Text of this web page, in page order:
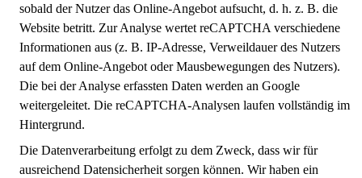
sobald der Nutzer das Online-Angebot aufsucht, d. h. z. B. die
Website betritt. Zur Analyse wertet reCAPTCHA verschiedene
Informationen aus (z. B. IP-Adresse, Verweildauer des Nutzers
auf dem Online-Angebot oder Mausbewegungen des Nutzers).
Die bei der Analyse erfassten Daten werden an Google
weitergeleitet. Die reCAPTCHA-Analysen laufen vollständig im
Hintergrund.
Die Datenverarbeitung erfolgt zu dem Zweck, dass wir für
ausreichend Datensicherheit sorgen können. Wir haben ein